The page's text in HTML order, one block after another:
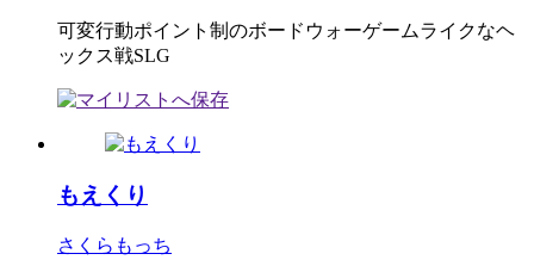
可変行動ポイント制のボードウォーゲームライクなヘ
ックス戦SLG
もえくり
さくらもっち